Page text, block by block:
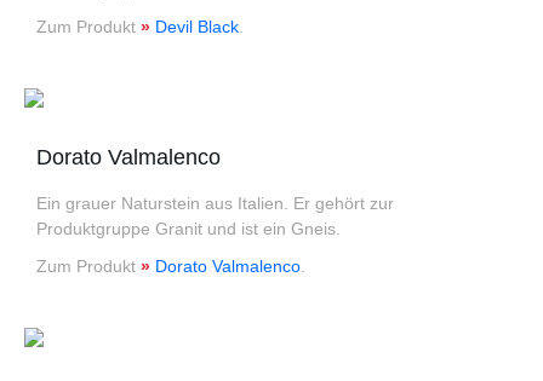
Zum Produkt » Devil Black
Dorato Valmalenco
Ein grauer Naturstein aus Italien. Er gehört zur
Produktgruppe Granit und ist ein Gneis.
Zum Produkt » Dorato Valmalenco